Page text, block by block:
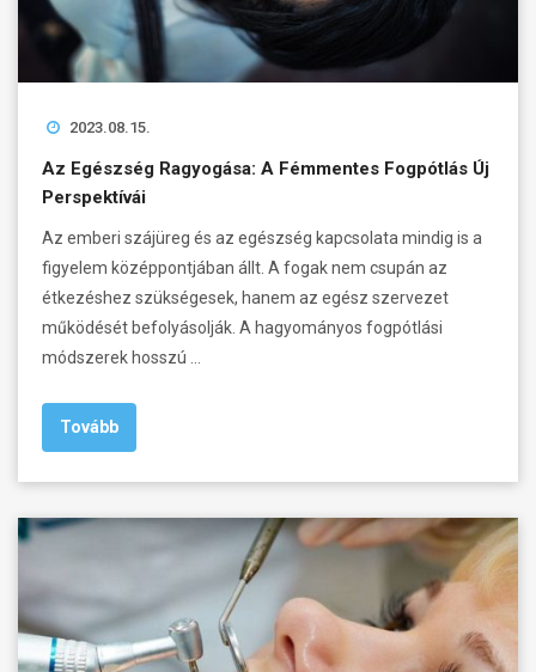
2023.08.15.
Az Egészség Ragyogása: A Fémmentes Fogpótlás Új
Perspektívái
Az emberi szájüreg és az egészség kapcsolata mindig is a
figyelem középpontjában állt. A fogak nem csupán az
étkezéshez szükségesek, hanem az egész szervezet
működését befolyásolják. A hagyományos fogpótlási
módszerek hosszú …
Tovább